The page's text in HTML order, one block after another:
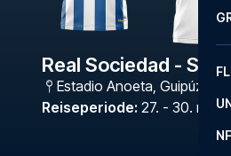
Real Sociedad -
Estadio Anoeta, Guipúzcoa
Reiseperiode: 27. - 30. nov.